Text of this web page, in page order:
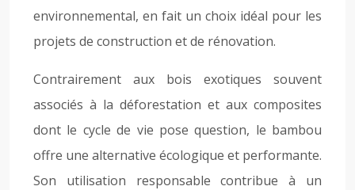
environnemental, en fait un choix idéal pour les
projets de construction et de rénovation.
Contrairement aux bois exotiques souvent
associés à la déforestation et aux composites
dont le cycle de vie pose question, le bambou
offre une alternative écologique et performante.
Son utilisation responsable contribue à un